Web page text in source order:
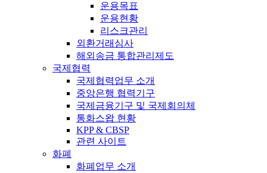
운용목표
운용현황
리스크관리
외환거래심사
해외송금 통합관리제도
국제협력
국제협력업무 소개
중앙은행 협력기구
국제금융기구 및 국제회의체
통화스왑 현황
KPP & CBSP
관련 사이트
화폐
화폐업무 소개